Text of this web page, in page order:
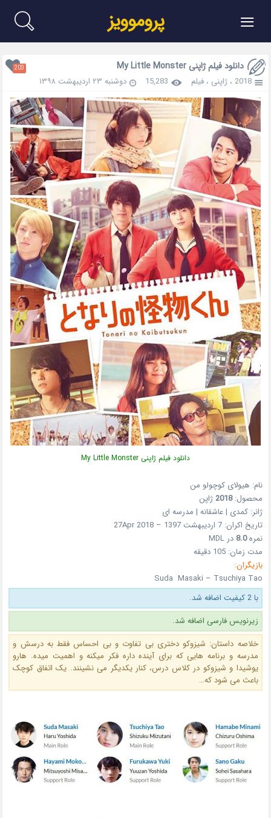
≡ پروموویز
دانلود فیلم ژاپنی My Little Monster 203
2018 ،ژاپنی ،فیلم 15,283 دوشنبه ۲۳ اردیبهشت ۱۳۹۸
دانلود فیلم ژاپنی My Little Monster
نام: هیولای کوچولو من
محصول:2018 ژاپن
ژانر: کمدی | عاشقانه | مدرسه ای
تاریخ اکران: 7 اردیبهشت 1397 – 27Apr 2018
نمره8.0 در MDL
مدت زمان: 105 دقیقه
بازیگران:
Suda Masaki – Tsuchiya Tao
با 2 کیفیت اضافه شد.
زیرنویس فارسی اضافه شد.
خلاصه داستان: شیزوکو دختری بی تفاوت و بی احساس فقط به درسش و
مدرسه و برنامه هایی که برای آینده داره فکر میکنه و اهمیت میده. هارو
یوشیدا و شیزوکو در کلاس درس، کنار یکدیگر می نشینند. یک اتفاق کوچک
باعث می شود که…